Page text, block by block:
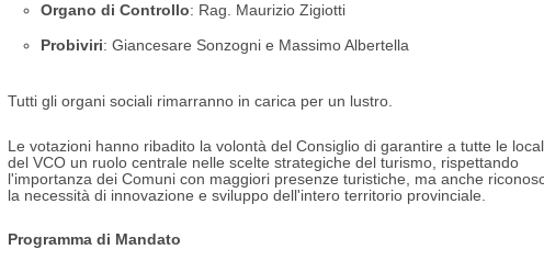
Organo di Controllo: Rag. Maurizio Zigiotti
Probiviri: Giancesare Sonzogni e Massimo Albertella
Tutti gli organi sociali rimarranno in carica per un lustro.
Le votazioni hanno ribadito la volontà del Consiglio di garantire a tutte le
del VCO un ruolo centrale nelle scelte strategiche del turismo, rispettando
l'importanza dei Comuni con maggiori presenze turistiche, ma anche
la necessità di innovazione e sviluppo dell'intero territorio provinciale.
Programma di Mandato